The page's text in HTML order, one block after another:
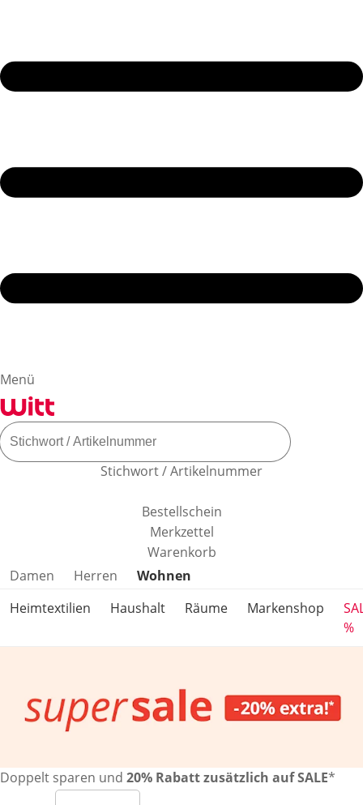
Menü
Stichwort / Artikelnummer
Bestellschein
Merkzettel
Warenkorb
Produktkategorien überspringen
Damen Herren
Wohnen
Heimtextilien
Haushalt Räume Markenshop
%
Doppelt sparen und 20% Rabatt zusätzlich auf SALE*